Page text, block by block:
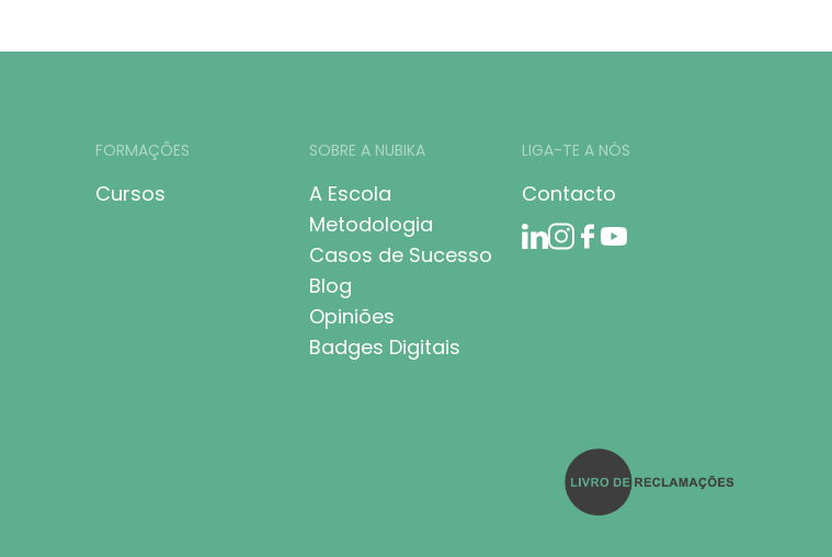
FORMAÇÕES
Cursos
SOBRE A NUBIKA
A Escola
Metodologia
Casos de Sucesso
Blog
Opiniões
Badges Digitais
LIGA-TE A NÓS
Contacto